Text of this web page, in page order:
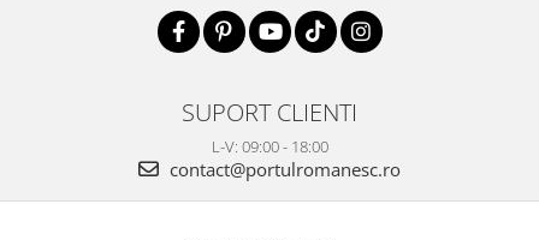
SUPORT CLIENTI
L-V: 09:00 - 18:00
contact@portulromanesc.ro